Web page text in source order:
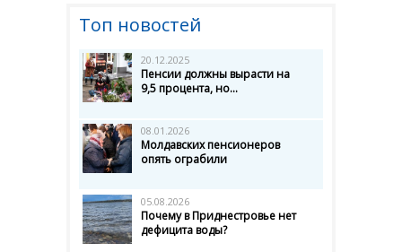
Топ новостей
20.12.2025
Пенсии должны вырасти на
9,5 процента, но...
08.01.2026
Молдавских пенсионеров
опять ограбили
05.08.2026
Почему в Приднестровье нет
дефицита воды?